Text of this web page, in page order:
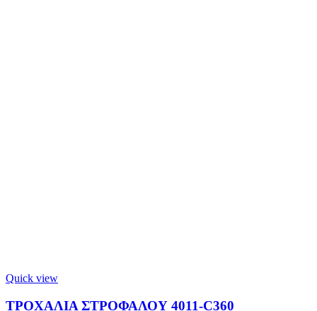
Quick view
ΤΡΟΧΑΛΙΑ ΣΤΡΟΦΑΛΟΥ 4011-C360